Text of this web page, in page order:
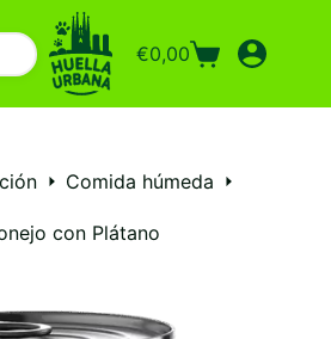
Carro
compra
€0,00
Comida húmeda
con Plátano